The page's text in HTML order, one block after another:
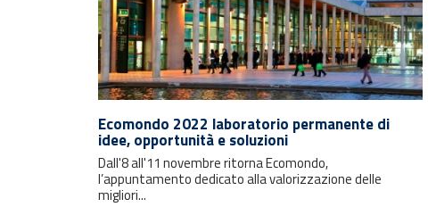
Ecomondo 2022 laboratorio permanente di
idee, opportunità e soluzioni
Dall'8 all'11 novembre ritorna Ecomondo,
l’appuntamento dedicato alla valorizzazione delle
migliori...
Rimani sempre aggiornato con le
ultime notizie e i prossimi eventi.